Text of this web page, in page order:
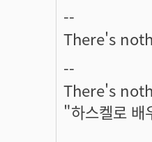
--
There's
--
There's
"하스켈로